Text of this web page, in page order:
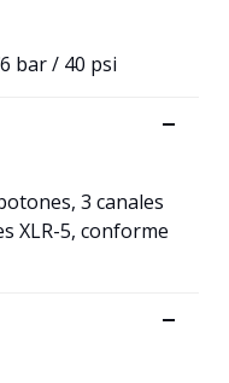
bar / 40 psi
3 canales
XLR-5, conforme